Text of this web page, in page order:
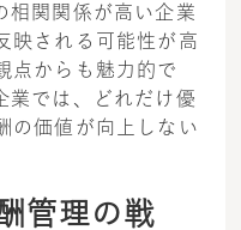
相関関係が高い企業
映される可能性が高
点からも魅力的で
業では、どれだけ優
の価値が向上しない
管理の戦